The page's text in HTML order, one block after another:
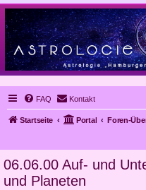
FAQ Kontakt
Startseite Portal Foren-
06.06.00 Auf- und
und Planeten